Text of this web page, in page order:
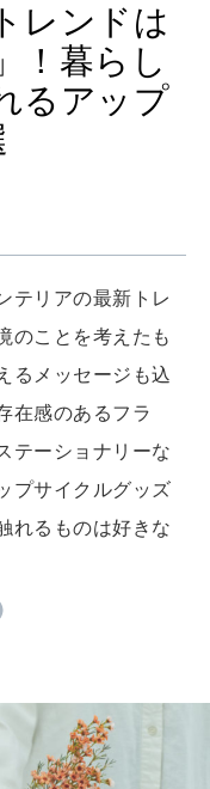
なた
夏のご褒美旅。」
です。』
レンドは
！暮らし
るアップ
テリアの最新トレ
のことを考えたも
るメッセージも込
在感のあるフラ
テーショナリーな
プサイクルグッズ
れるものは好きな